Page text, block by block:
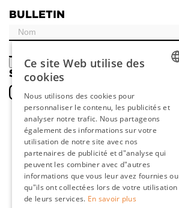
BULLETIN
ENREGISTRER
SOCIAL
ENGLISH
FRENCH
GERMAN
Ce site Web utilise des
cookies
Nous utilisons des cookies pour
personnaliser le contenu, les publicités et
analyser notre trafic. Nous partageons
également des informations sur votre
utilisation de notre site avec nos
partenaires de publicité et d"analyse qui
peuvent les combiner avec d"autres
informations que vous leur avez fournies ou
qu"ils ont collectées lors de votre utilisation
de leurs services. En savoir plus